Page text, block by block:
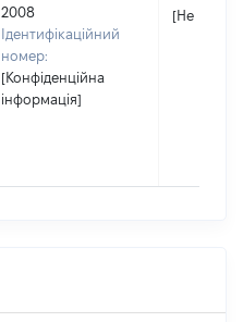
2008
Ідентифікаційний
номер:
[Конфіденційна
інформація]
[Не